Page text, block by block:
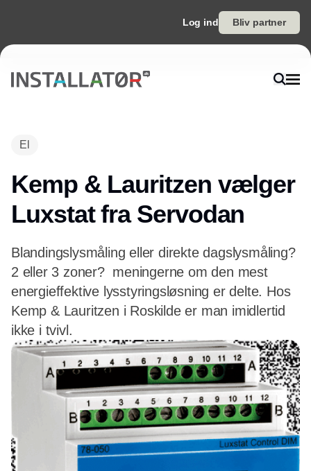
Log ind Bliv partner
El
Kemp & Lauritzen vælger
Luxstat fra Servodan
Blandingslysmåling eller direkte dagslysmåling?
2 eller 3 zoner?  meningerne om den mest
energieffektive lysstyringsløsning er delte. Hos
Kemp & Lauritzen i Roskilde er man imidlertid
ikke i tvivl.